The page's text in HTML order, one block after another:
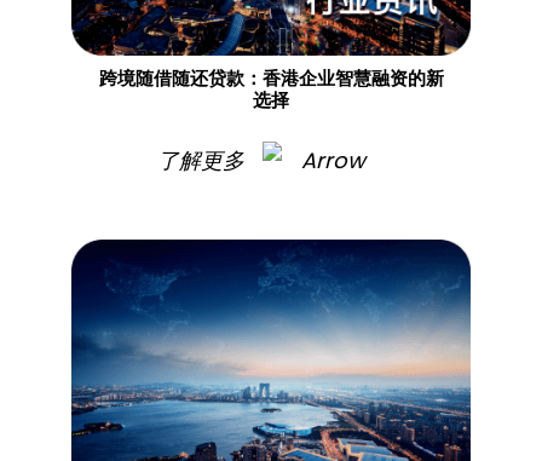
跨境随借随还贷款：香港企业智慧融资的新
选择
了解更多